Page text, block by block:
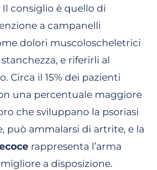
Il consiglio è quello di
a campanelli
dolori muscoloscheletrici
e riferirli al
Circa il 15% dei pazienti
una percentuale maggiore
che sviluppano la psoriasi
può ammalarsi di artrite, e la
rappresenta l’arma
a disposizione.